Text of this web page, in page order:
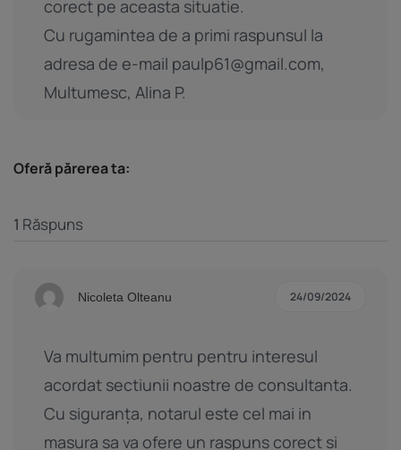
corect pe aceasta situatie.
Cu rugamintea de a primi raspunsul la
adresa de e-mail paulp61@gmail.com,
Multumesc, Alina P.
Oferă părerea ta:
1 Răspuns
Nicoleta Olteanu 24/09/2024
Va multumim pentru pentru interesul
acordat sectiunii noastre de consultanta.
Cu siguranța, notarul este cel mai in
masura sa va ofere un raspuns corect si